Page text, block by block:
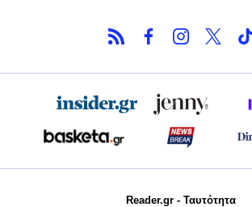
Reader.gr - Ταυτότητα